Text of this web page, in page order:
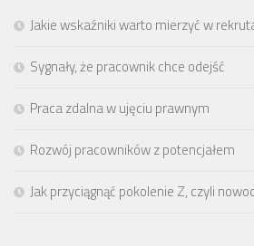
Jakie wskaźniki warto mierzyć w
Sygnały, że pracownik chce odejść
Praca zdalna w ujęciu prawnym
Rozwój pracowników z potencjałem
Jak przyciągnąć pokolenie Z, czyli